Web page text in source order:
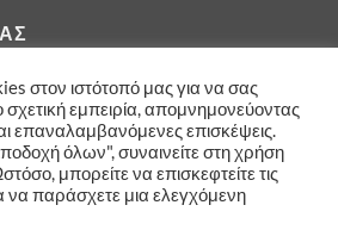
στον ιστότοπό μας για να σας
εμπειρία, απομνημονεύοντας
επαναλαμβανόμενες επισκέψεις.
όλων", συναινείτε στη χρήση
μπορείτε να επισκεφτείτε τις
να παράσχετε μια ελεγχόμενη